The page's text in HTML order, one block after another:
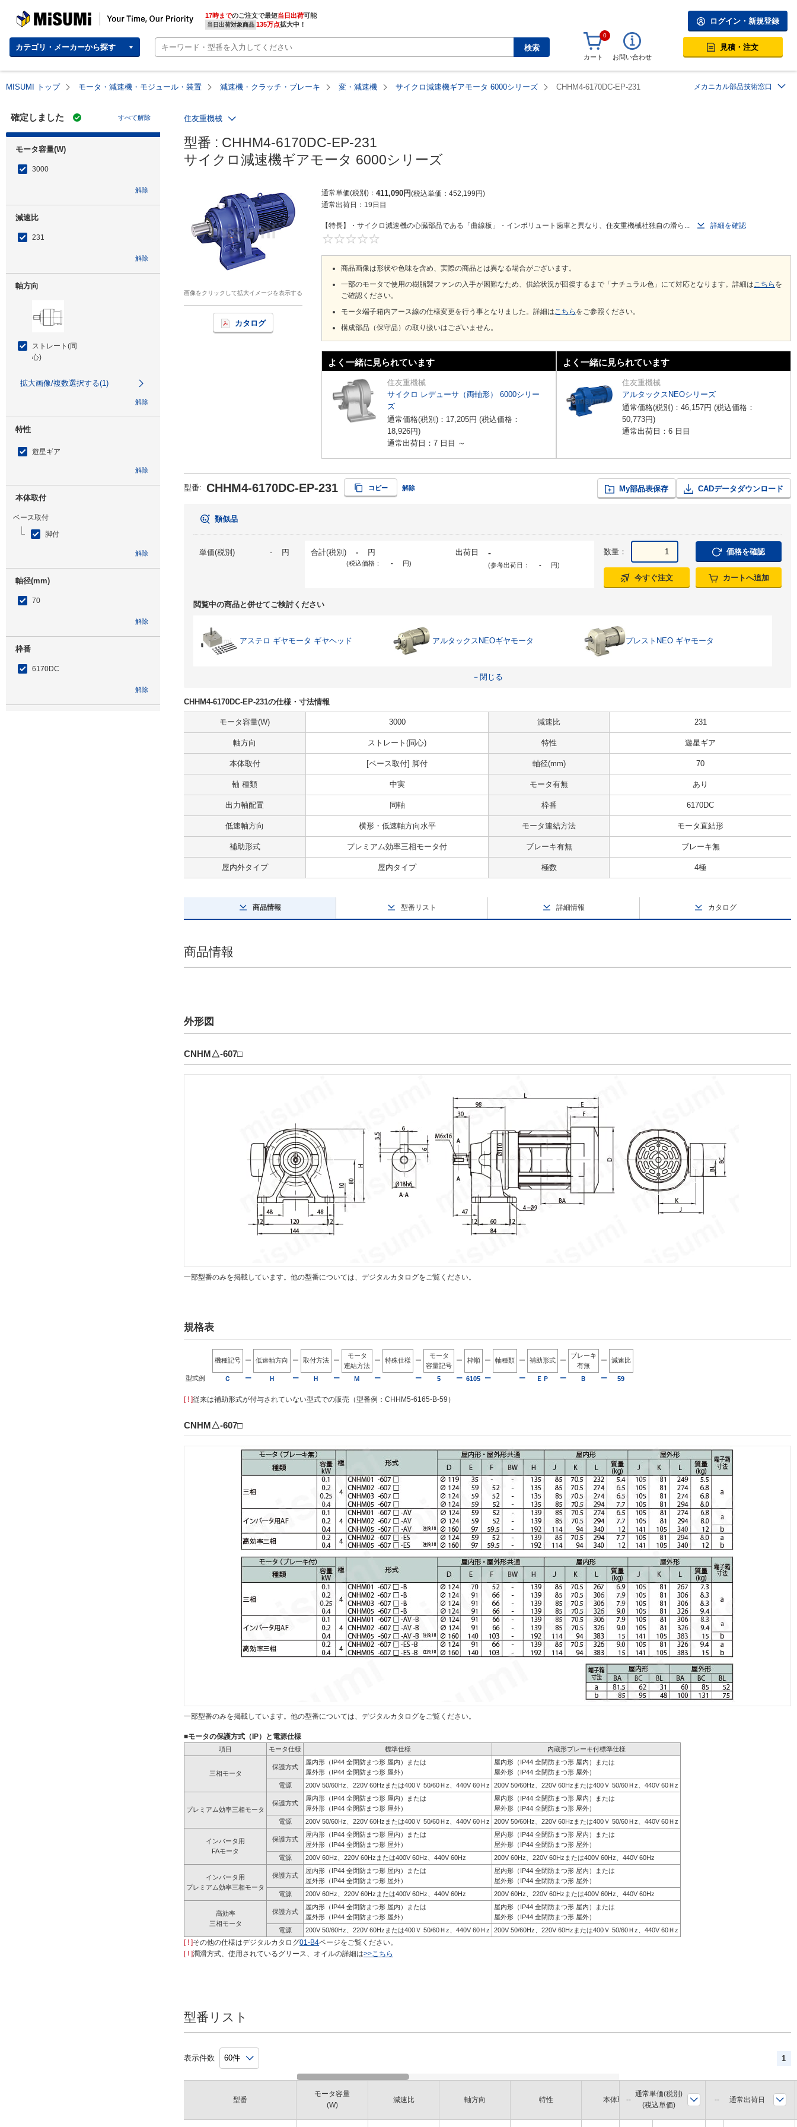
MISUMI | Your Time, Our Priority 17時までのご注文で最短当日出荷
当日出荷対象商品 135万点拡大中！
カテゴリ・メーカーから探す 検索
ログイン・新規登録
0
カート お問い合わせ
見積・注文
MISUMI トップ モータ・減速機・モジュール・装置 減速機・クラッチ・ブレーキ 変・減速機 サイクロ減速機ギアモータ 6000シリーズ CHHM4-6170DC-EP-231 メカニカル部品技術窓口
確定しました すべて解除
モータ容量(W)
3000
解除
減速比
231
解除
軸方向
ストレート(同
心)
拡大画像/複数選択する(1)
解除
特性
遊星ギア
解除
本体取付
ベース取付
脚付
解除
軸径(mm)
70
解除
枠番
6170DC
解除
住友重機械
型番 : CHHM4-6170DC-EP-231
サイクロ減速機ギアモータ 6000シリーズ
画像をクリックして拡大イメージを表示する
カタログ
通常単価(税別) 411,090円 税込単価 452,199円
通常出荷日： 19日目
【特長】・サイクロ減速機の心臓部品である「曲線板」・インボリュート歯車と異なり、住友重機械社独自の滑ら...
詳細を確認
商品画像は形状や色味を含め、実際の商品とは異なる場合がございます。
一部のモータで使用の樹脂製ファンの入手が困難なため、供給状況が回復するまで「ナチュラル色」にて対応となります。詳細はこちら を
ご確認ください。
モータ端子箱内アース線の仕様変更を行う事となりました。詳細はこちら をご参照ください。
構成部品（保守品）の取り扱いはございません。
よく一緒に見られています
住友重機械
サイクロ レデューサ（両軸形） 6000シリー
ズ
通常価格(税別)： 17,205円 (税込価格：
18,926円)
通常出荷日：7 日目 ～
よく一緒に見られています
住友重機械
アルタックスNEOシリーズ
通常価格(税別)： 46,157円 (税込価格：
50,773円)
通常出荷日：6 日目
型番: CHHM4-6170DC-EP-231 コピー 解除 My部品表保存 CADデータダウンロード
類似品
単価(税別) - 円 合計(税別) - 円
(税込価格： - 円)
出荷日 -
(参考出荷日： - 円)
数量： 価格を確認
今すぐ注文 カートへ追加
閲覧中の商品と併せてご検討ください
アステロ ギヤモータ ギヤヘッド アルタックスNEOギヤモータ プレストNEO ギヤモータ
－閉じる
CHHM4-6170DC-EP-231の仕様・寸法情報
モータ容量(W) 3000 減速比 231
軸方向 ストレート(同心) 特性 遊星ギア
本体取付 [ベース取付] 脚付 軸径(mm) 70
軸 種類 中実 モータ有無 あり
出力軸配置 同軸 枠番 6170DC
低速軸方向 横形・低速軸方向水平 モータ連結方法 モータ直結形
補助形式 プレミアム効率三相モータ付 ブレーキ有無 ブレーキ無
屋内外タイプ 屋内タイプ 極数 4極
商品情報 型番リスト 詳細情報 カタログ
商品情報
外形図
CNHM△-607□
一部型番のみを掲載しています。他の型番については、デジタルカタログをご覧ください。
規格表
機種記号 ー 低速軸方向 ー 取付方法 ー
モータ
連結方法
ー 特殊仕様 ー
モータ
容量記号
ー 枠順 ー 軸種類 ー 補助形式 ー
ブレーキ
有無
ー 減速比
型式例 Ｃ ー Ｈ ー Ｈ ー Ｍ ー ー 5 ー 6105 ー ー ＥＰ ー Ｂ ー 59
[ ! ]従来は補助形式が付与されていない型式での販売（型番例：CHHM5-6165-B-59）
CNHM△-607□
一部型番のみを掲載しています。他の型番については、デジタルカタログをご覧ください。
■モータの保護方式（IP）と電源仕様
項目 モータ仕様 標準仕様 内蔵形ブレーキ付標準仕様
三相モータ
保護方式
屋内形（IP44 全閉防まつ形 屋内）または
屋外形（IP44 全閉防まつ形 屋外）
屋内形（IP44 全閉防まつ形 屋内）または
屋外形（IP44 全閉防まつ形 屋外）
電源
200V 50/60Hz、220V 60Hzまたは400Ｖ 50/60Ｈz、440V 60Ｈz 200V 50/60Hz、220V 60Hzまたは400Ｖ 50/60Ｈz、440V 60Ｈz
プレミアム効率三相モータ
保護方式
屋内形（IP44 全閉防まつ形 屋内）または
屋外形（IP44 全閉防まつ形 屋外）
屋内形（IP44 全閉防まつ形 屋内）または
屋外形（IP44 全閉防まつ形 屋外）
電源
200V 50/60Hz、220V 60Hzまたは400Ｖ 50/60Ｈz、440V 60Ｈz 200V 50/60Hz、220V 60Hzまたは400Ｖ 50/60Ｈz、440V 60Ｈz
インバータ用
FAモータ
保護方式
屋内形（IP44 全閉防まつ形 屋内）または
屋外形（IP44 全閉防まつ形 屋外）
屋内形（IP44 全閉防まつ形 屋内）または
屋外形（IP44 全閉防まつ形 屋外）
電源
200V 60Hz、220V 60Hzまたは400V 60Hz、440V 60Hz 200V 60Hz、220V 60Hzまたは400V 60Hz、440V 60Hz
インバータ用
プレミアム効率三相モータ
保護方式
屋内形（IP44 全閉防まつ形 屋内）または
屋外形（IP44 全閉防まつ形 屋外）
屋内形（IP44 全閉防まつ形 屋内）または
屋外形（IP44 全閉防まつ形 屋外）
電源
200V 60Hz、220V 60Hzまたは400V 60Hz、440V 60Hz 200V 60Hz、220V 60Hzまたは400V 60Hz、440V 60Hz
高効率
三相モータ
保護方式
屋内形（IP44 全閉防まつ形 屋内）または
屋外形（IP44 全閉防まつ形 屋外）
屋内形（IP44 全閉防まつ形 屋内）または
屋外形（IP44 全閉防まつ形 屋外）
電源
200V 50/60Hz、220V 60Hzまたは400Ｖ 50/60Ｈz、440V 60Ｈz 200V 50/60Hz、220V 60Hzまたは400Ｖ 50/60Ｈz、440V 60Ｈz
[ ! ]その他の仕様はデジタルカタログ01-B4ページをご覧ください。
[ ! ]潤滑方式、使用されているグリース、オイルの詳細は>>こちら
型番リスト
表示件数 1
型番
モータ容量
(W)
減速比 軸方向 特性 本体取付
軸径
(mm)
枠番
通常単価(税別)
(税込単価)
通常出荷日